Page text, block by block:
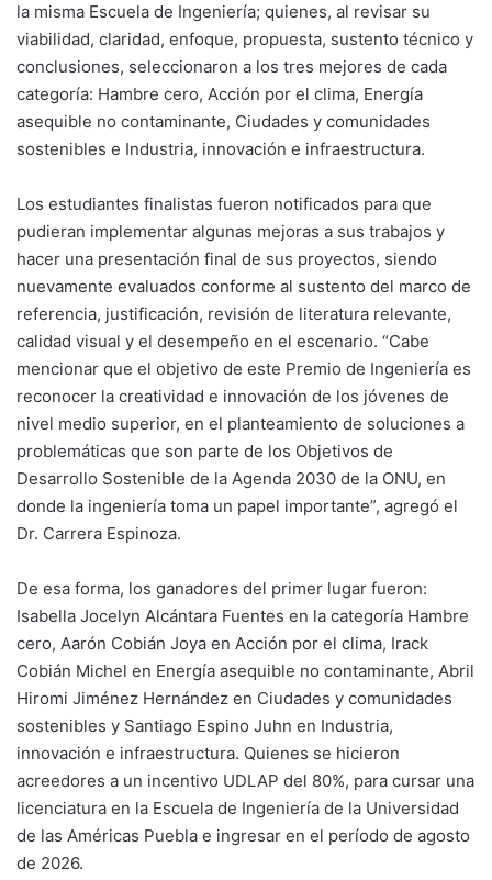
la misma Escuela de Ingeniería; quienes, al revisar su
viabilidad, claridad, enfoque, propuesta, sustento técnico y
conclusiones, seleccionaron a los tres mejores de cada
categoría: Hambre cero, Acción por el clima, Energía
asequible no contaminante, Ciudades y comunidades
sostenibles e Industria, innovación e infraestructura.
Los estudiantes finalistas fueron notificados para que
pudieran implementar algunas mejoras a sus trabajos y
hacer una presentación final de sus proyectos, siendo
nuevamente evaluados conforme al sustento del marco de
referencia, justificación, revisión de literatura relevante,
calidad visual y el desempeño en el escenario. “Cabe
mencionar que el objetivo de este Premio de Ingeniería es
reconocer la creatividad e innovación de los jóvenes de
nivel medio superior, en el planteamiento de soluciones a
problemáticas que son parte de los Objetivos de
Desarrollo Sostenible de la Agenda 2030 de la ONU, en
donde la ingeniería toma un papel importante”, agregó el
Dr. Carrera Espinoza.
De esa forma, los ganadores del primer lugar fueron:
Isabella Jocelyn Alcántara Fuentes en la categoría Hambre
cero, Aarón Cobián Joya en Acción por el clima, Irack
Cobián Michel en Energía asequible no contaminante, Abril
Hiromi Jiménez Hernández en Ciudades y comunidades
sostenibles y Santiago Espino Juhn en Industria,
innovación e infraestructura. Quienes se hicieron
acreedores a un incentivo UDLAP del 80%, para cursar una
licenciatura en la Escuela de Ingeniería de la Universidad
de las Américas Puebla e ingresar en el período de agosto
de 2026.